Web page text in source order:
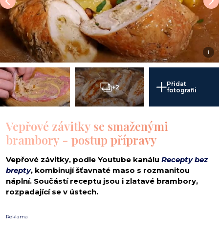
i
+2
Přidat
fotografii
Vepřové závitky se smaženými
brambory - postup přípravy
Vepřové závitky, podle Youtube kanálu Recepty bez
brepty, kombinují šťavnaté maso s rozmanitou
náplní. Součástí receptu jsou i zlatavé brambory,
rozpadající se v ústech.
Reklama